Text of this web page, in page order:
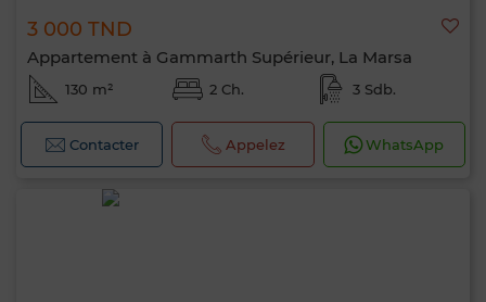
3 000 TND
Appartement à Gammarth Supérieur, La Marsa
130 m² 2 Ch. 3 Sdb.
Contacter Appelez WhatsApp